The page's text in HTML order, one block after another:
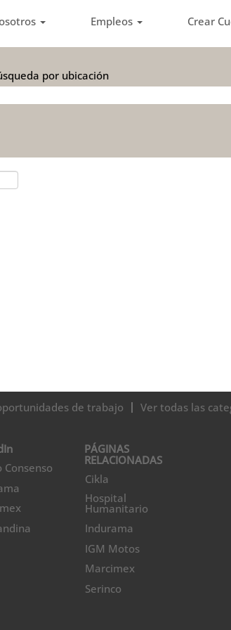
Empleos Crear
por ubicación
de trabajo Ver todas las
Consenso
PÁGINAS
RELACIONADAS
Cikla
Hospital
Humanitario
Indurama
IGM Motos
Marcimex
Serinco